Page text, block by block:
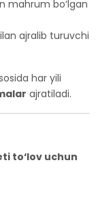
mahrum bo‘lgan
ajralib turuvchi
har yili
ajratiladi.
to‘lov uchun